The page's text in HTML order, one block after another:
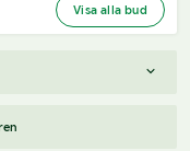
Visa alla bud
om frakt för
en förfrågan via